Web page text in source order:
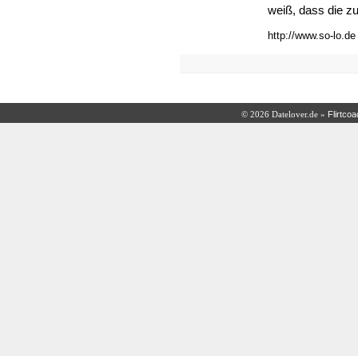
weiß, dass die
http://www.so-lo.de
© 2026 Datelover.de »